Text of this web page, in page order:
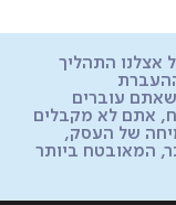
אצלנו התהליך
עוברים
אתם לא מקבלים
של העסק,
המאובטח ביותר